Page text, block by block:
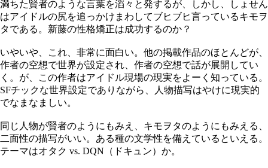
満ちた賢者のような言葉を滔々と発するが、しかし、しょせん
はアイドルの尻を追っかけまわしてブヒブヒ言っているキモヲ
タである。新藤の性格矯正は成功するのか？
いやいや、これ、非常に面白い。他の掲載作品のほとんどが、
作者の空想で世界が設定され、作者の空想で話が展開してい
く。が、この作者はアイドル現場の現実をよーく知っている。
SFチックな世界設定でありながら、人物描写はやけに現実的
でなまなましい。
同じ人物が賢者のようにもみえ、キモヲタのようにもみえる、
二面性の描写がいい。ある種の文学性を備えているといえる。
テーマはオタク vs. DQN（ドキュン）か。